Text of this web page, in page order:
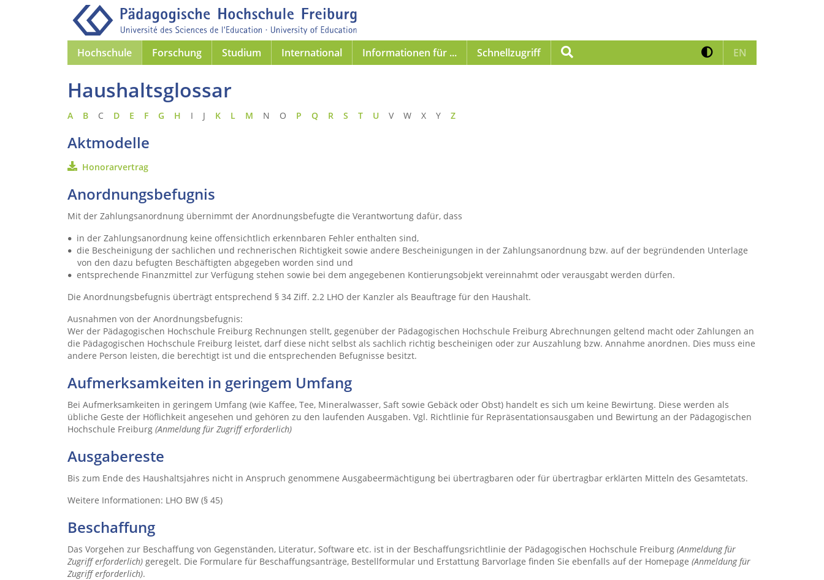
Hochschule Forschung Studium International Informationen für ... Schnellzugriff Kontrast erhöhen
EN
Haushaltsglossar
A B C D E F G H I J K L M N O P Q R S T U V W X Y Z
Aktmodelle
Honorarvertrag
Anordnungsbefugnis
Mit der Zahlungsanordnung übernimmt der Anordnungsbefugte die Verantwortung dafür, dass
in der Zahlungsanordnung keine offensichtlich erkennbaren Fehler enthalten sind,
die Bescheinigung der sachlichen und rechnerischen Richtigkeit sowie andere Bescheinigungen in der Zahlungsanordnung bzw. auf der begründenden Unterlage
von den dazu befugten Beschäftigten abgegeben worden sind und
entsprechende Finanzmittel zur Verfügung stehen sowie bei dem angegebenen Kontierungsobjekt vereinnahmt oder verausgabt werden dürfen.
Die Anordnungsbefugnis überträgt entsprechend § 34 Ziff. 2.2 LHO der Kanzler als Beauftrage für den Haushalt.
Ausnahmen von der Anordnungsbefugnis:
Wer der Pädagogischen Hochschule Freiburg Rechnungen stellt, gegenüber der Pädagogischen Hochschule Freiburg Abrechnungen geltend macht oder Zahlungen an
die Pädagogischen Hochschule Freiburg leistet, darf diese nicht selbst als sachlich richtig bescheinigen oder zur Auszahlung bzw. Annahme anordnen. Dies muss eine
andere Person leisten, die berechtigt ist und die entsprechenden Befugnisse besitzt.
Aufmerksamkeiten in geringem Umfang
Bei Aufmerksamkeiten in geringem Umfang (wie Kaffee, Tee, Mineralwasser, Saft sowie Gebäck oder Obst) handelt es sich um keine Bewirtung. Diese werden als
übliche Geste der Höflichkeit angesehen und gehören zu den laufenden Ausgaben. Vgl. Richtlinie für Repräsentationsausgaben und Bewirtung an der Pädagogischen
Hochschule Freiburg (Anmeldung für Zugriff erforderlich)
Ausgabereste
Bis zum Ende des Haushaltsjahres nicht in Anspruch genommene Ausgabeermächtigung bei übertragbaren oder für übertragbar erklärten Mitteln des Gesamtetats.
Weitere Informationen: LHO BW (§ 45)
Beschaffung
Das Vorgehen zur Beschaffung von Gegenständen, Literatur, Software etc. ist in der Beschaffungsrichtlinie der Pädagogischen Hochschule Freiburg (Anmeldung für
Zugriff erforderlich) geregelt. Die Formulare für Beschaffungsanträge, Bestellformular und Erstattung Barvorlage finden Sie ebenfalls auf der Homepage (Anmeldung für
Zugriff erforderlich).